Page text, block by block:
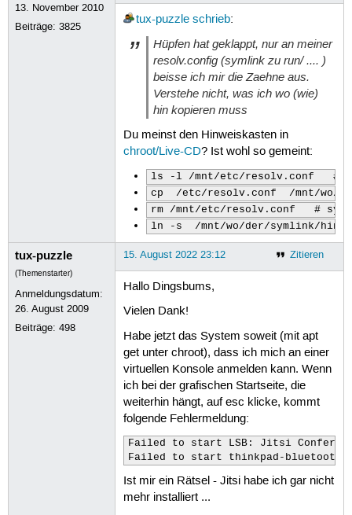
13. November 2010
Beiträge:3825 tux-puzzle schrieb:
Hüpfen hat geklappt, nur an meiner
resolv.config (symlink zu run/ .... )
beisse ich mir die Zaehne aus.
Verstehe nicht, was ich wo (wie)
hin kopieren muss
Du meinst den Hinweiskasten in
chroot/Live-CD? Ist wohl so gemeint:
ls -l /mnt/etc/resolv.conf   # im
cp  /etc/resolv.conf  /mnt/wo/
rm /mnt/etc/resolv.conf   #
ln -s  /mnt/wo/der/symlink/
tux-puzzle
(Themenstarter)
Anmeldungsdatum:
26. August 2009
Beiträge:498
Zitieren
15. August 2022 23:12
Hallo Dingsbums,
Vielen Dank!
Habe jetzt das System soweit (mit apt
get unter chroot), dass ich mich an einer
virtuellen Konsole anmelden kann. Wenn
ich bei der grafischen Startseite, die
weiterhin hängt, auf esc klicke, kommt
folgende Fehlermeldung:
Failed to start LSB: Jitsi
Failed to start thinkpad-
Ist mir ein Rätsel - Jitsi habe ich gar nicht
mehr installiert ...